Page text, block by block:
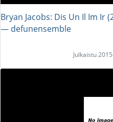
Bryan Jacobs: Dis Un Il Im Ir
― defunensemble
Julkaistu